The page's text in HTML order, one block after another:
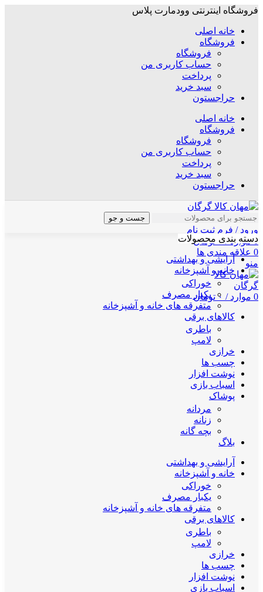
فروشگاه اینترنتی وودمارت پلاس
خانه اصلی
فروشگاه
فروشگاه
حساب کاربری من
پرداخت
سبد خرید
حراجستون
خانه اصلی
فروشگاه
فروشگاه
حساب کاربری من
پرداخت
سبد خرید
حراجستون
جست و جو
ورود / فرم ثبت نام
0 موارد / ۰ تومان
0 علاقه مندی ها
منو
0 موارد / ۰ تومان
دسته بندی محصولات
آرایشی و بهداشتی
خانه و آشپزخانه
خوراکی
یکبار مصرف
متفرقه های خانه و آشپزخانه
کالاهای برقی
باطری
لامپ
خرازی
چسب ها
نوشت افزار
اسباب بازی
پوشاک
مردانه
زنانه
بچه گانه
بلاگ
آرایشی و بهداشتی
خانه و آشپزخانه
خوراکی
یکبار مصرف
متفرقه های خانه و آشپزخانه
کالاهای برقی
باطری
لامپ
خرازی
چسب ها
نوشت افزار
اسباب بازی